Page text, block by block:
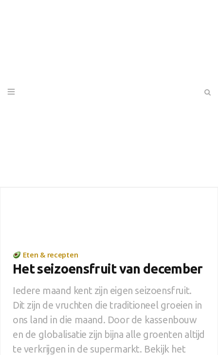
Eten & recepten
Het seizoensfruit van december
Iedere maand kent zijn eigen seizoensfruit.
Dit zijn de vruchten die traditioneel groeien in
ons land in die maand. Door de kassenbouw
en de globalisatie zijn bijna alle groenten altijd
te verkrijgen in de supermarkt. Bekijk het